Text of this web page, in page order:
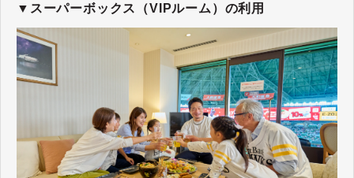
▼スーパーボックス（VIPルーム）の利用